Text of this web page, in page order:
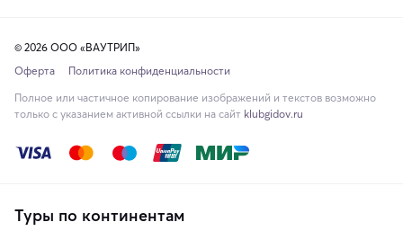
© 2026 ООО «ВАУТРИП»
Оферта
Политика конфиденциальности
Полное или частичное копирование изображений и текстов возможно
только с указанием активной ссылки на сайт klubgidov.ru
Туры по континентам